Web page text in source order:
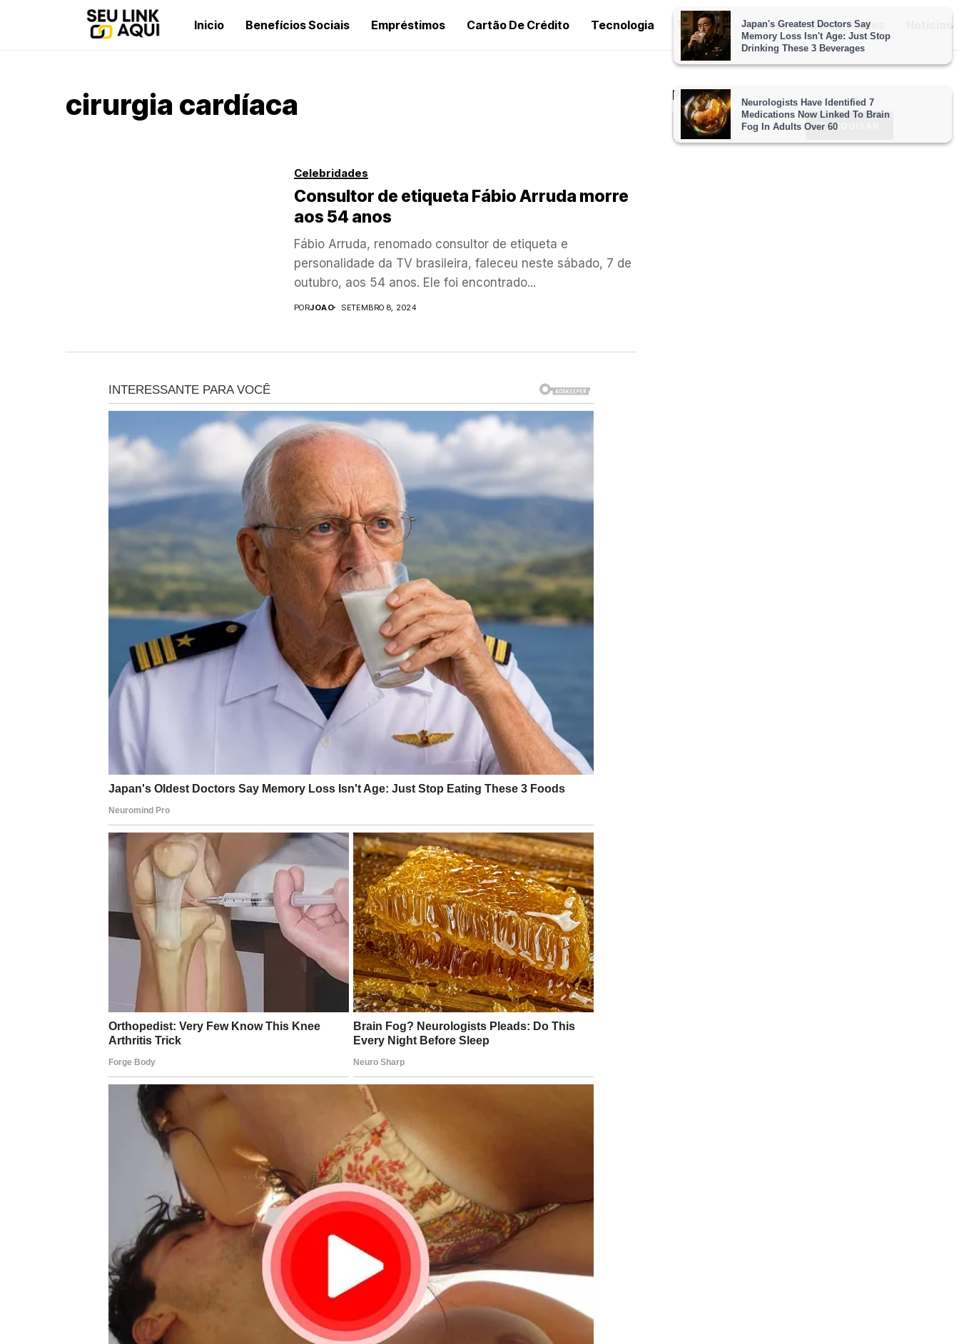
Inicio Benefícios Sociais Empréstimos Cartão De Crédito Tecnologia Tutoriais Games Celebridades Notícias
cirurgia cardíaca
Celebridades
Consultor de etiqueta Fábio Arruda morre
aos 54 anos
Fábio Arruda, renomado consultor de etiqueta e
personalidade da TV brasileira, faleceu neste sábado, 7 de
outubro, aos 54 anos. Ele foi encontrado...
PORJOAO SETEMBRO 8, 2024
Pesquisar
PESQUISAR